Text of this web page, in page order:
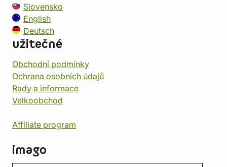
Slovensko
English
Deutsch
užitečné
Obchodní podmínky
Ochrana osobních údajů
Rady a informace
Velkoobchod
Affiliate program
imago